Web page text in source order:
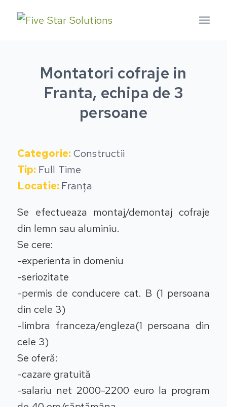
Montatori cofraje in
Franta, echipa de 3
persoane
Categorie: Constructii
Tip: Full Time
Locatie: Franța
Se efectueaza montaj/demontaj cofraje
din lemn sau aluminiu.
Se cere:
-experienta in domeniu
-seriozitate
-permis de conducere cat. B (1 persoana
din cele 3)
-limbra franceza/engleza(1 persoana din
cele 3)
Se oferă:
-cazare gratuită
-salariu net 2000-2200 euro la program